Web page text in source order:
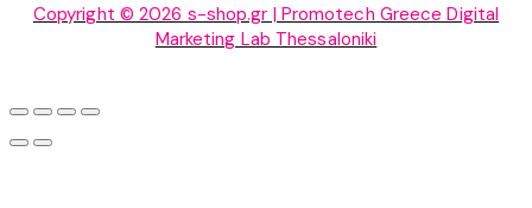
Copyright © 2026 s-shop.gr | Promotech Greece Digital
Marketing Lab Thessaloniki